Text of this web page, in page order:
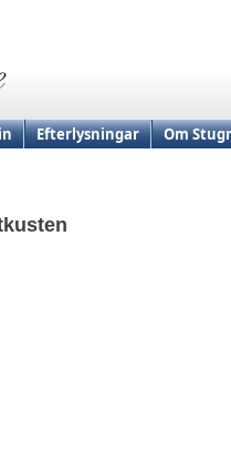
Efterlysningar Om